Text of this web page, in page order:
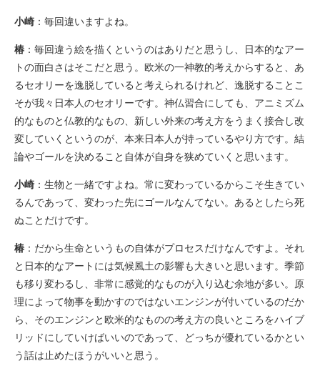
小崎 ：毎回違いますよね。
椿 ：毎回違う絵を描くというのはありだと思うし、日本的なアー
トの面白さはそこだと思う。欧米の一神教的考えからすると、あ
るセオリーを逸脱していると考えられるけれど、逸脱することこ
そが我々日本人のセオリーです。神仏習合にしても、アニミズム
的なものと仏教的なもの、新しい外来の考え方をうまく接合し改
変していくというのが、本来日本人が持っているやり方です。結
論やゴールを決めること自体が自身を狭めていくと思います。
小崎 ：生物と一緒ですよね。常に変わっているからこそ生きてい
るんであって、変わった先にゴールなんてない。あるとしたら死
ぬことだけです。
椿 ：だから生命というもの自体がプロセスだけなんですよ。それ
と日本的なアートには気候風土の影響も大きいと思います。季節
も移り変わるし、非常に感覚的なものが入り込む余地が多い。原
理によって物事を動かすのではないエンジンが付いているのだか
ら、そのエンジンと欧米的なものの考え方の良いところをハイブ
リッドにしていけばいいのであって、どっちが優れているかとい
う話は止めたほうがいいと思う。